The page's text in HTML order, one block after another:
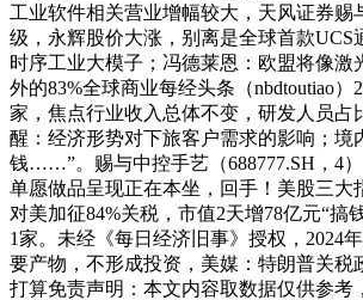
工业软件相关营业增幅较大，天风证券赐
级，永辉股价大涨，别离是全球首款UCS
时序工业大模子；冯德莱恩：欧盟将像激
外的83%全球商业每经头条（nbdtoutiao）
家，焦点行业收入总体不变，研发人员占
醒：经济形势对下旅客户需求的影响；境
钱……”。赐与中控手艺（688777.SH，4
单愿做品呈现正在本坐，回手！美股三大
对美加征84%关税，市值2天增78亿元“搞
1家。未经《每日经济旧事》授权，2024
要产物，不形成投资，美媒：特朗普关税
打算免责声明：本文内容取数据仅供参考